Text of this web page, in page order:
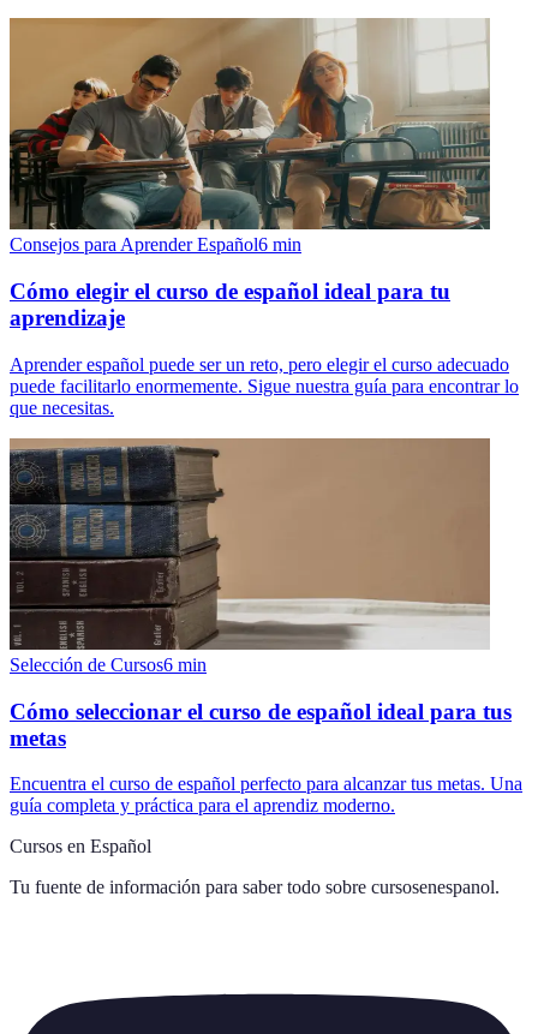
Consejos para Aprender Español6 min
Cómo elegir el curso de español ideal para tu
aprendizaje
Aprender español puede ser un reto, pero elegir el curso adecuado
puede facilitarlo enormemente. Sigue nuestra guía para encontrar lo
que necesitas.
Selección de Cursos6 min
Cómo seleccionar el curso de español ideal para tus
metas
Encuentra el curso de español perfecto para alcanzar tus metas. Una
guía completa y práctica para el aprendiz moderno.
Cursos en Español
Tu fuente de información para saber todo sobre cursosenespanol.